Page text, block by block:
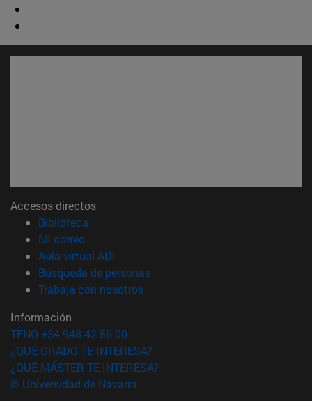
Accesos directos
Biblioteca
Mi correo(abre en nueva ventana)
Aula virtual ADI
Búsqueda de personas(abre en nueva ventana)
Trabaja con nosotros(abre en nueva ventana)
Información
TFNO +34 948 42 56 00
¿QUÉ GRADO TE INTERESA?
¿QUÉ MÁSTER TE INTERESA?
© Universidad de Navarra